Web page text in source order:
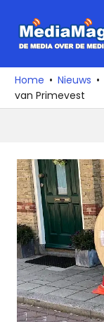
naar
media
over
de
Home Nieuws
van Primevest